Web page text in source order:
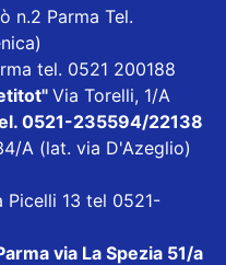
n.2 Parma Tel.
tel. 0521 200188
Via Torelli, 1/A
0521-235594/22138
A (lat. via D'Azeglio)
Picelli 13 tel 0521-
via La Spezia 51/a